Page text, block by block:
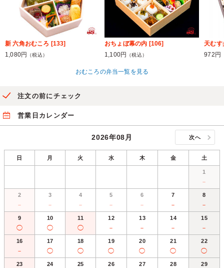
新 六角おむころ [133]
1,080円
（税込）
おちょぼ幕の内 [106]
1,100円
（税込）
天む
972円
おむころの弁当一覧を見る
注文の前にチェック
営業日カレンダー
2026年08月 次へ
日 月 火 水 木 金 土
1
－
2
－
3
－
4
－
5
－
6
－
7
－
8
－
9
◯
10
◯
11
◯
12
－
13
－
14
－
15
－
16
－
17
◯
18
◯
19
◯
20
◯
21
◯
22
◯
23 24 25 26 27 28 29